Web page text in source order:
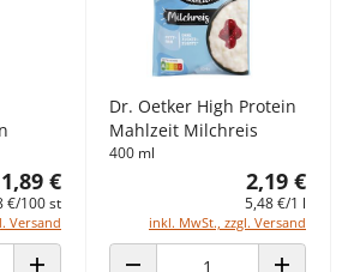
1,89 €
€/100 st
Versand
Dr. Oetker High Protein
Mahlzeit Milchreis
400 ml
2,19 €
5,48 €/1 l
inkl. MwSt., zzgl. Versand